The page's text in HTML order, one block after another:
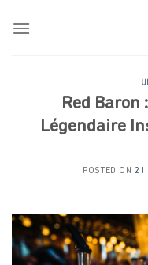
Red Baron
Légendaire
POSTED ON 21